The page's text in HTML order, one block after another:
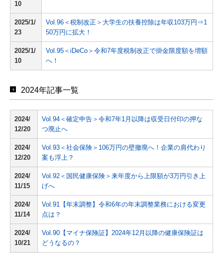
10
2025/1/
23
Vol.96＜税制改正＞大学生の扶養控除は年収103万円⇒1
50万円に拡大！
2025/1/
10
Vol.95＜iDeCo＞令和7年度税制改正で掛金限度額を増額
へ！
2024年記事一覧
2024/
12/20
Vol.94＜確定申告＞令和7年1月以降は収受日付印の押な
つ廃止へ
2024/
12/20
Vol.93＜社会保険＞106万円の壁撤廃へ！企業の肩代わり
案も浮上？
2024/
11/15
Vol.92＜国民健康保険＞来年度から上限額が3万円引き上
げへ
2024/
11/14
Vol.91【年末調整】令和6年の年末調整業務における変更
点は？
2024/
10/21
Vol.90【マイナ保険証】2024年12月以降の健康保険証は
どうなるの？